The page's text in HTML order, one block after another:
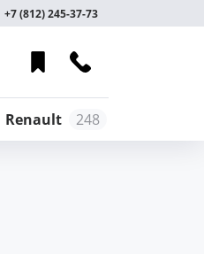
+7 (812) 245-37-73
Renault 248